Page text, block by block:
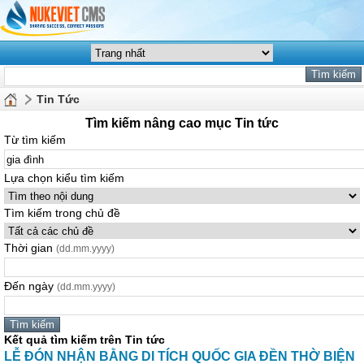
Tin Tức
Tìm kiếm nâng cao mục Tin tức
Từ tìm kiếm
Lựa chọn kiểu tìm kiếm
Tìm kiếm trong chủ đề
Thời gian (dd.mm.yyyy)
Đến ngày (dd.mm.yyyy)
Kết quả tìm kiếm trên Tin tức
LỄ ĐÓN NHẬN BẰNG DI TÍCH QUỐC GIA ĐỀN THỜ BIỆN